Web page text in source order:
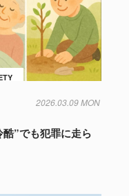
2026.03.09 MON
”でも犯罪に走ら